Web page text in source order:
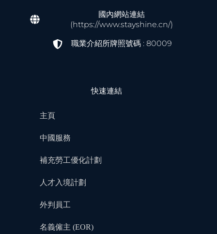
國內網站連結
(https://www.stayshine.cn/)
職業介紹所牌照號碼 : 80009
快速連結
主頁
中國服務
補充勞工優化計劃
人才入境計劃
外判員工
名義僱主 (EOR)